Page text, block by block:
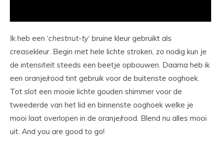
Ik heb een ‘chestnut-ty‘ bruine kleur gebruikt als
creasekleur. Begin met hele lichte stroken, zo nodig kun je
de intensiteit steeds een beetje opbouwen. Daarna heb ik
een oranje/rood tint gebruik voor de buitenste ooghoek.
Tot slot een mooie lichte gouden shimmer voor de
tweederde van het lid en binnenste ooghoek welke je
mooi laat overlopen in de oranje/rood. Blend nu alles mooi
uit. And you are good to go!